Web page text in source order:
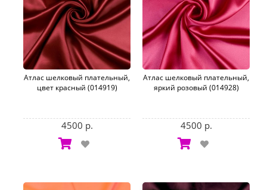
Атлас шелковый плательный,
цвет красный (014919)
4500 р.
Атлас шелковый плательный,
яркий розовый (014928)
4500 р.